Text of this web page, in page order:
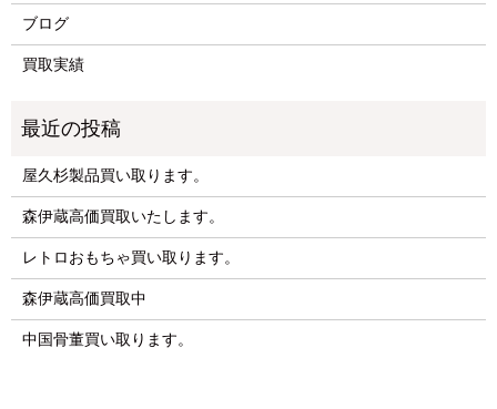
ブログ
買取実績
屋久杉製品買い取ります。
森伊蔵高価買取いたします。
レトロおもちゃ買い取ります。
森伊蔵高価買取中
中国骨董買い取ります。